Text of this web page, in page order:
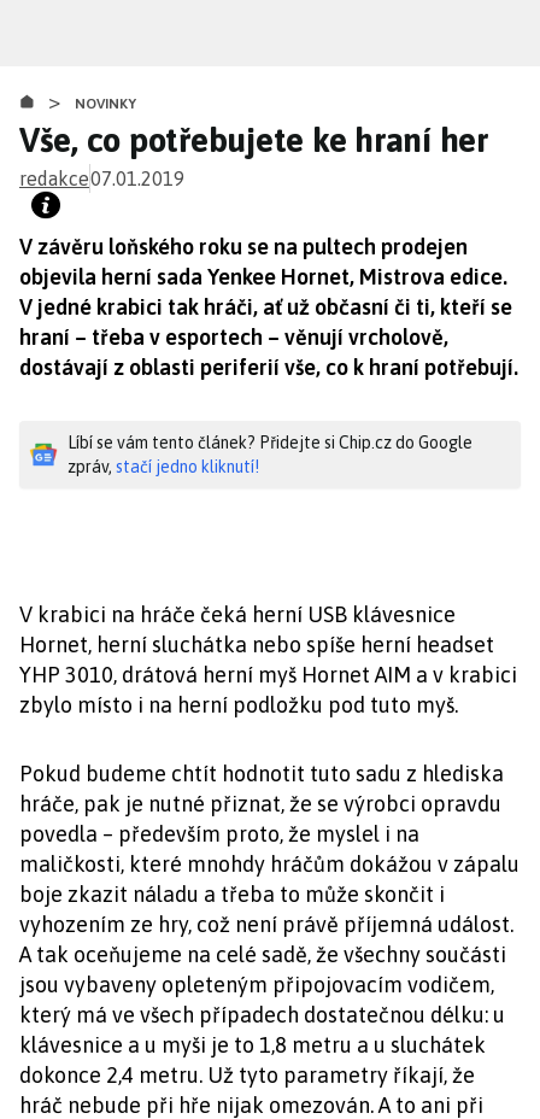
obsahu
> NOVINKY
Vše, co potřebujete ke hraní her
redakce07.01.2019
V závěru loňského roku se na pultech prodejen
objevila herní sada Yenkee Hornet, Mistrova edice.
V jedné krabici tak hráči, ať už občasní či ti, kteří se
hraní – třeba v esportech – věnují vrcholově,
dostávají z oblasti periferií vše, co k hraní potřebují.
Líbí se vám tento článek? Přidejte si Chip.cz do Google
zpráv, stačí jedno kliknutí!
V krabici na hráče čeká herní USB klávesnice
Hornet, herní sluchátka nebo spíše herní headset
YHP 3010, drátová herní myš Hornet AIM a v krabici
zbylo místo i na herní podložku pod tuto myš.
Pokud budeme chtít hodnotit tuto sadu z hlediska
hráče, pak je nutné přiznat, že se výrobci opravdu
povedla – především proto, že myslel i na
maličkosti, které mnohdy hráčům dokážou v zápalu
boje zkazit náladu a třeba to může skončit i
vyhozením ze hry, což není právě příjemná událost.
A tak oceňujeme na celé sadě, že všechny součásti
jsou vybaveny opleteným připojovacím vodičem,
který má ve všech případech dostatečnou délku: u
klávesnice a u myši je to 1,8 metru a u sluchátek
dokonce 2,4 metru. Už tyto parametry říkají, že
hráč nebude při hře nijak omezován. A to ani při